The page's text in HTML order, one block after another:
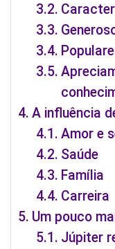
A influência
Amor e
Saúde
Família
Carreira
Um pouco
Júpiter